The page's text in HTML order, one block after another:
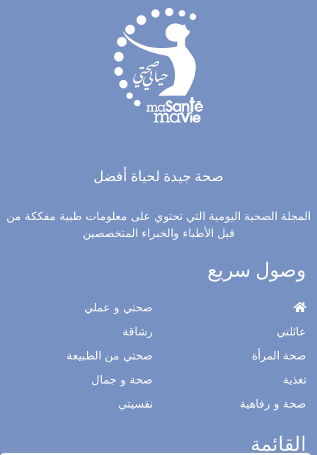
صحة جيدة لحياة أفضل
المجلة الصحية اليومية التي تحتوي على معلومات طبية مفككة من
قبل الأطباء والخبراء المتخصصين
وصول سريع
عائلتي
صحة المرأة
تغذية
صحة و رفاهية
صحتي و عملي
رشاقة
صحتي من الطبيعة
صحة و جمال
نفسيتي
القائمة